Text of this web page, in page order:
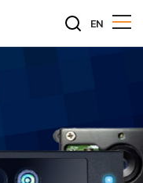
EN